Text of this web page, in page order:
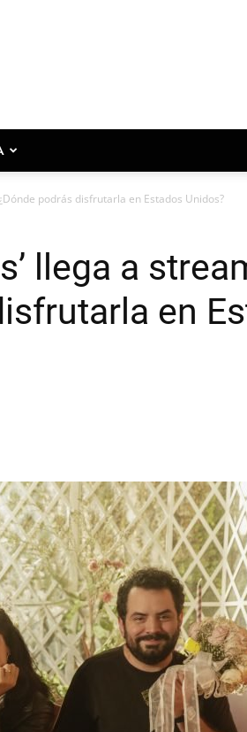
podrás disfrutarla en Estados Unidos?
llega a
en